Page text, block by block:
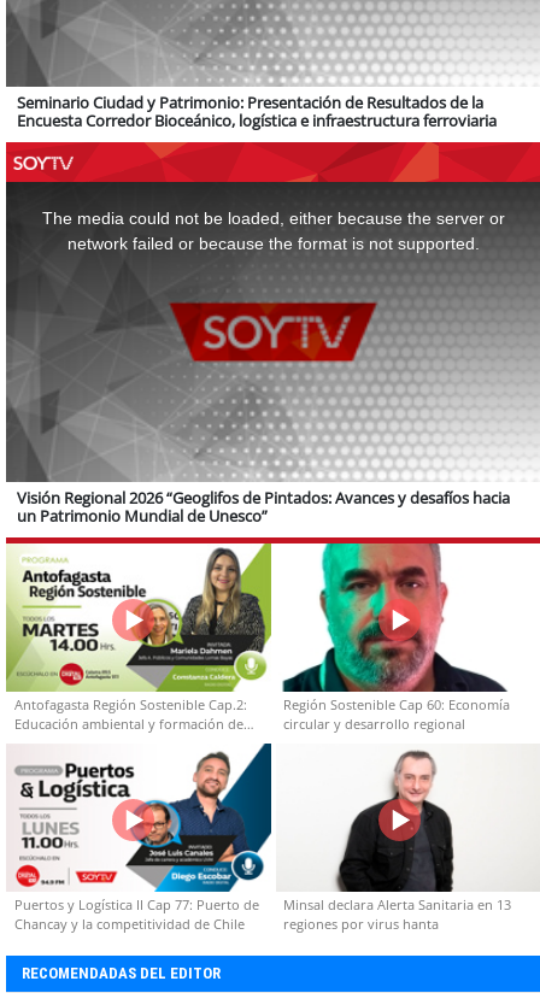
Seminario Ciudad y Patrimonio: Presentación de Resultados de la
Encuesta Corredor Bioceánico, logística e infraestructura ferroviaria
The media could not be loaded, either because the server or
network failed or because the format is not supported.
Visión Regional 2026 “Geoglifos de Pintados: Avances y desafíos hacia
un Patrimonio Mundial de Unesco”
Antofagasta Región Sostenible Cap.2:
Educación ambiental y formación de
capacidades técnicas
Región Sostenible Cap 60: Economía
circular y desarrollo regional
Puertos y Logística II Cap 77: Puerto de
Chancay y la competitividad de Chile
Minsal declara Alerta Sanitaria en 13
regiones por virus hanta
RECOMENDADAS DEL EDITOR